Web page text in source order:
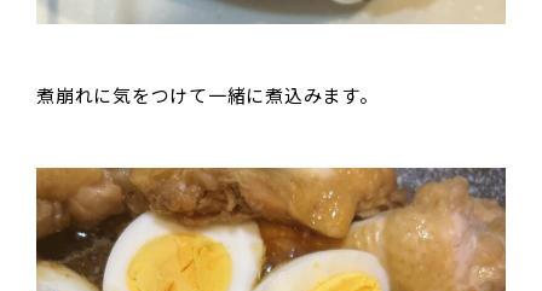
煮崩れに気をつけて一緒に煮込みます。